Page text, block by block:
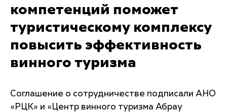
компетенций поможет
туристическому комплексу
повысить эффективность
винного туризма
Соглашение о сотрудничестве подписали АНО
«РЦК» и «Центр винного туризма Абрау